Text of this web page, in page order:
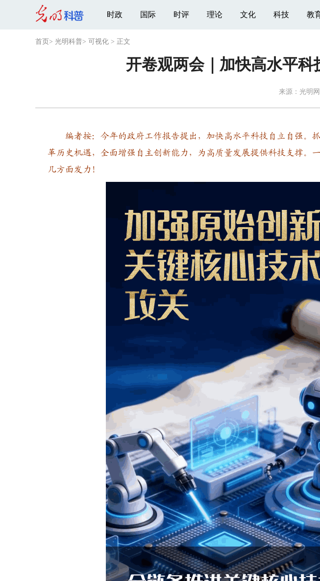
时政 国际 时评 理论 文化 科技 教
首页 > 光明科普> 可视化 > 正文
开卷观两会｜加快高水平
来源： 光明网
编者按：今年的政府工作报告提出，加快高水平科技自立自强。
革历史机遇，全面增强自主创新能力，为高质量发展提供科技支撑。
几方面发力！